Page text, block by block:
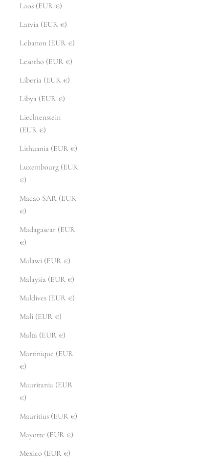
Laos (EUR €)
Latvia (EUR €)
Lebanon (EUR €)
Lesotho (EUR €)
Liberia (EUR €)
Libya (EUR €)
Liechtenstein
(EUR €)
Lithuania (EUR €)
Luxembourg (EUR
€)
Macao SAR (EUR
€)
Madagascar (EUR
€)
Malawi (EUR €)
Malaysia (EUR €)
Maldives (EUR €)
Mali (EUR €)
Malta (EUR €)
Martinique (EUR
€)
Mauritania (EUR
€)
Mauritius (EUR €)
Mayotte (EUR €)
Mexico (EUR €)